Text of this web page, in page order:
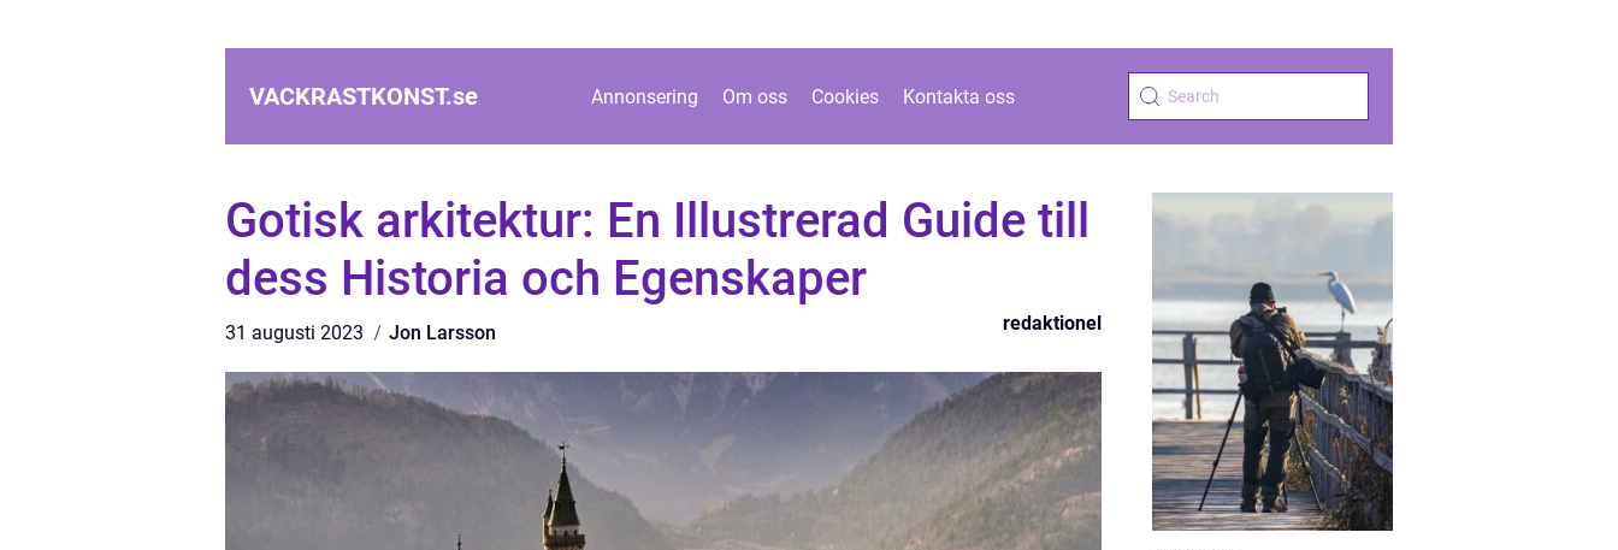
VACKRASTKONST.se Annonsering Om oss Cookies Kontakta oss
Gotisk arkitektur: En Illustrerad Guide till
dess Historia och Egenskaper
31 augusti 2023 Jon Larsson redaktionel